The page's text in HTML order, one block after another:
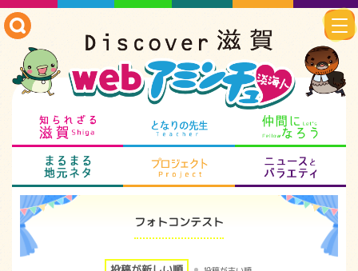
知られざる滋賀 となりの先生
まるまる地元ネタ プロジェクト
フォトコンテスト